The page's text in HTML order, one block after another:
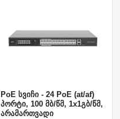
PoE სვიჩი - 24 PoE (at/af)
პორტი, 100 მბ/წმ, 1x1გბ/წმ,
არამართვადი